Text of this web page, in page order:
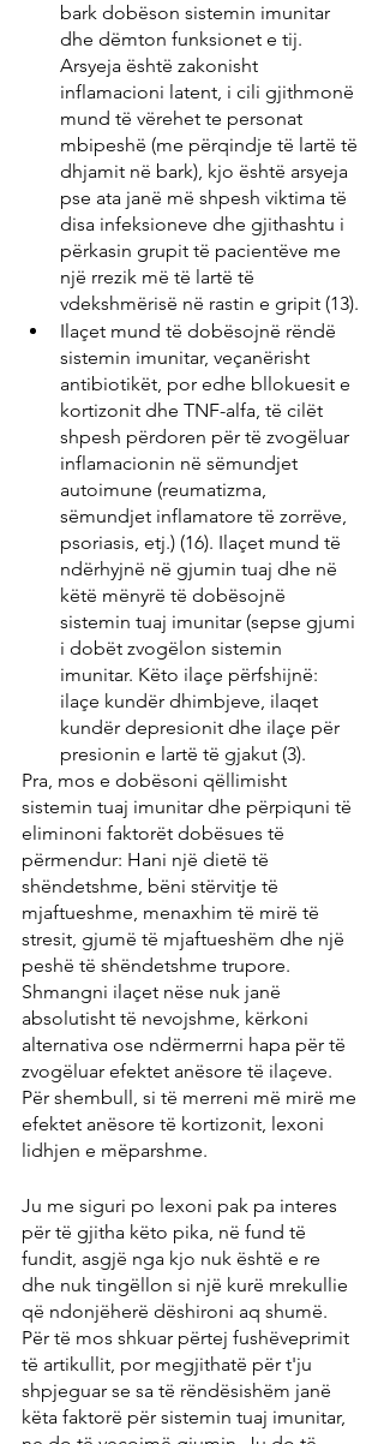
bark dobëson sistemin imunitar
dhe dëmton funksionet e tij.
Arsyeja është zakonisht
inflamacioni latent, i cili gjithmonë
mund të vërehet te personat
mbipeshë (me përqindje të lartë të
dhjamit në bark), kjo është arsyeja
pse ata janë më shpesh viktima të
disa infeksioneve dhe gjithashtu i
përkasin grupit të pacientëve me
një rrezik më të lartë të
vdekshmërisë në rastin e gripit (13).
Ilaçet mund të dobësojnë rëndë
sistemin imunitar, veçanërisht
antibiotikët, por edhe bllokuesit e
kortizonit dhe TNF-alfa, të cilët
shpesh përdoren për të zvogëluar
inflamacionin në sëmundjet
autoimune (reumatizma,
sëmundjet inflamatore të zorrëve,
psoriasis, etj.) (16). Ilaçet mund të
ndërhyjnë në gjumin tuaj dhe në
këtë mënyrë të dobësojnë
sistemin tuaj imunitar (sepse gjumi
i dobët zvogëlon sistemin
imunitar. Këto ilaçe përfshijnë:
ilaçe kundër dhimbjeve, ilaqet
kundër depresionit dhe ilaçe për
presionin e lartë të gjakut (3).
Pra, mos e dobësoni qëllimisht
sistemin tuaj imunitar dhe përpiquni të
eliminoni faktorët dobësues të
përmendur: Hani një dietë të
shëndetshme, bëni stërvitje të
mjaftueshme, menaxhim të mirë të
stresit, gjumë të mjaftueshëm dhe një
peshë të shëndetshme trupore.
Shmangni ilaçet nëse nuk janë
absolutisht të nevojshme, kërkoni
alternativa ose ndërmerrni hapa për të
zvogëluar efektet anësore të ilaçeve.
Për shembull, si të merreni më mirë me
efektet anësore të kortizonit, lexoni
lidhjen e mëparshme.
Ju me siguri po lexoni pak pa interes
për të gjitha këto pika, në fund të
fundit, asgjë nga kjo nuk është e re
dhe nuk tingëllon si një kurë mrekullie
që ndonjëherë dëshironi aq shumë.
Për të mos shkuar përtej fushëveprimit
të artikullit, por megjithatë për t'ju
shpjeguar se sa të rëndësishëm janë
këta faktorë për sistemin tuaj imunitar,